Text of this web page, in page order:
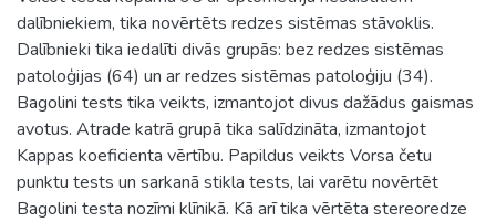
dalībniekiem, tika novērtēts redzes sistēmas stāvoklis.
Dalībnieki tika iedalīti divās grupās: bez redzes sistēmas
patoloģijas (64) un ar redzes sistēmas patoloģiju (34).
Bagolini tests tika veikts, izmantojot divus dažādus gaismas
avotus. Atrade katrā grupā tika salīdzināta, izmantojot
Kappas koeficienta vērtību. Papildus veikts Vorsa četu
punktu tests un sarkanā stikla tests, lai varētu novērtēt
Bagolini testa nozīmi klīnikā. Kā arī tika vērtēta stereoredze